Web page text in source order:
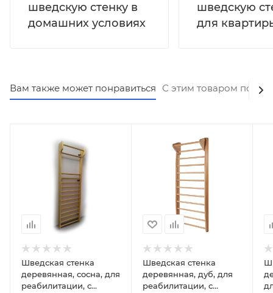
шведскую стенку в
домашних условиях
шведскую
для
Вам также может понравиться С этим товаром
Шведская стенка
деревянная, сосна, для
реабилитации, с
Шведская стенка
деревянная, дуб, для
реабилитации, с